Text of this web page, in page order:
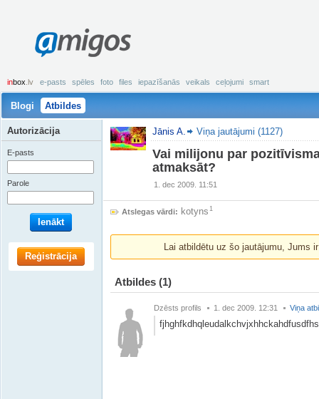
amigos
inbox .lv e-pasts spēles foto files iepazīšanās veikals ceļojumi smart
Blogi Atbildes
Jānis A. Viņa jautājumi (1127)
Vai milijonu par
atmaksāt?
1. dec 2009. 11:51
Atslegas vārdi: kotyns 1
Lai atbildētu uz šo jautājumu, Jums
Atbildes (1)
Dzēsts profils 1. dec 2009. 12:31 Viņa
Autorizācija
E-pasts
Parole
Ienākt
Reģistrācija